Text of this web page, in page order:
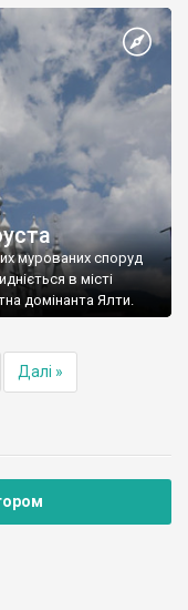
мурованих споруд
в місті
домінанта Ялти.
Далі »